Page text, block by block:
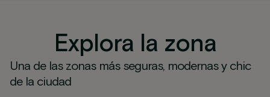
Explora la zona
Una de las zonas más seguras, modernas y chic
de la ciudad